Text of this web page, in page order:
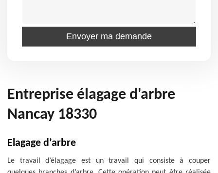
Entreprise élagage d'arbre
Nancay 18330
Elagage d’arbre
Le travail d’élagage est un travail qui consiste à couper